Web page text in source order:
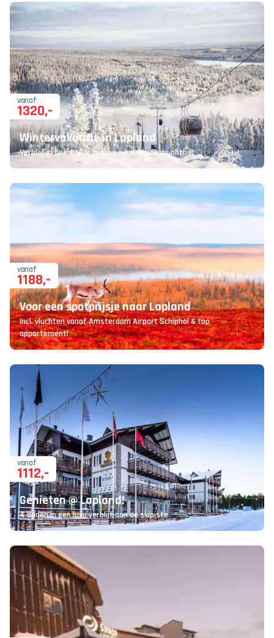
vanaf
1320,-
Wintervakantie in Lapland
Verblijf in het 4* Rukavalley o.b.v. logies en ontbijt
vanaf
1188,-
Voor een spotprijsje naar Lapland
Incl. vluchten vanaf Amsterdam Airport Schiphol & top
appartement!
vanaf
1112,-
Genieten @ Lapland!
4 dagen in een luxe verblijf aan de skipiste